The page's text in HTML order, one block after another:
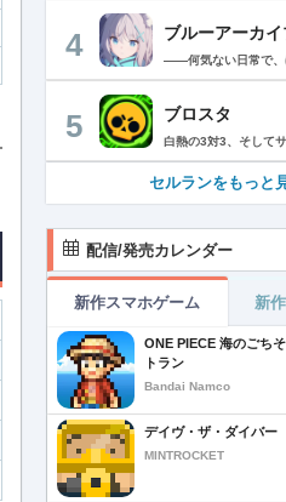
4 ブルーアーカイ
5 ブロスタ
セルランをもっと
配信/発売カレンダー
新作スマホゲーム 新
ONE PIECE 海のごち
トラン
Bandai Namco
デイヴ・ザ・ダイバー
MINTROCKET